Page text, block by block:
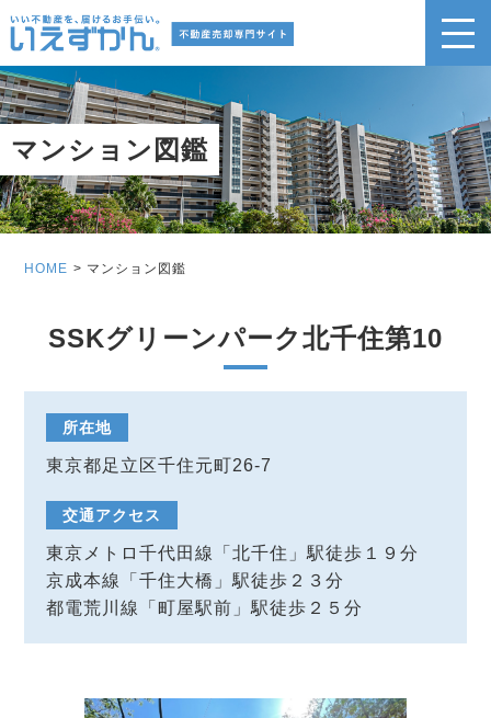
マンション図鑑
HOME マンション図鑑
SSKグリーンパーク北千住第10
所在地
東京都足立区千住元町26-7
交通アクセス
東京メトロ千代田線「北千住」駅徒歩１９分
京成本線「千住大橋」駅徒歩２３分
都電荒川線「町屋駅前」駅徒歩２５分